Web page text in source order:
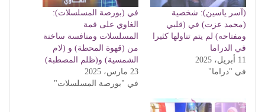
(آسر ياسين): شخصية
(محمد عزت) في (قلبي
ومفتاحه) لم يتم تناولها كثيرا
في الدراما
11 أبريل، 2025
في "دراما"
في (بورصة المسلسلات):
الغاوي على قمة
المسلسلات ومنافسة ساخنة
من (قهوة المحطة) و (لام
الشمسية) و(ظلم المصطبة)
23 مارس، 2025
في "بورصة المسلسلات"